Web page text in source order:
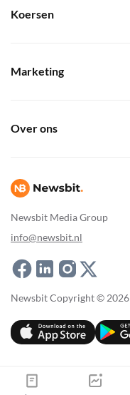
Newsbit Media Group
info@newsbit.nl
Koersen
Marketing
Over ons
Newsbit Copyright © 2026